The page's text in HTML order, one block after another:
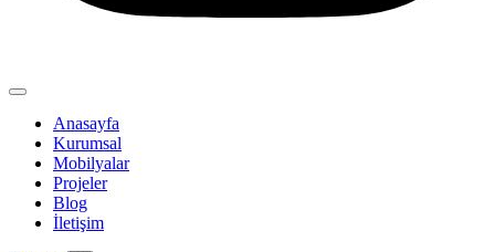
Anasayfa
Kurumsal
Mobilyalar
Projeler
Blog
İletişim